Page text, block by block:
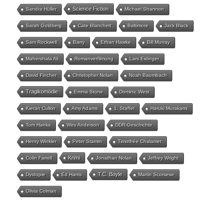
Sandra Hüller Science Fiction Michael Shannon
Sarah Goldberg Cate Blanchett Baltimore Jack Black
Sam Rockwell Barry Ethan Hawke Bill Murray
Mahershala Ali Romanverfilmung Lars Eidinger
David Fincher Christopher Nolan Noah Baumbach
Tragikomödie Emma Stone Dominic West
Kieran Culkin Amy Adams 1. Staffel Haruki Murakami
Tom Hanks Wes Anderson DDR-Geschichte
Henry Winkler Peter Stamm Timothée Chalamet
Colin Farrell Krimi Jonathan Nolan Jeffrey Wright
Dystopie Ed Harris T.C. Boyle Martin Scorsese
Olivia Colman